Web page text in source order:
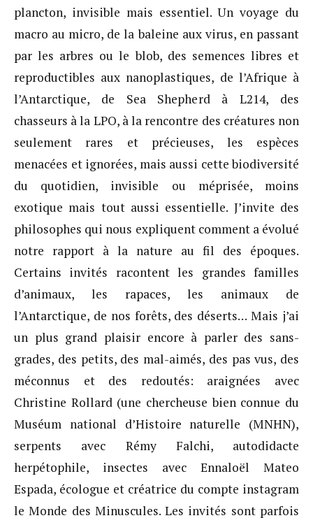
plancton, invisible mais essentiel. Un voyage du
macro au micro, de la baleine aux virus, en passant
par les arbres ou le blob, des semences libres et
reproductibles aux nanoplastiques, de l’Afrique à
l’Antarctique, de Sea Shepherd à L214, des
chasseurs à la LPO, à la rencontre des créatures non
seulement rares et précieuses, les espèces
menacées et ignorées, mais aussi cette biodiversité
du quotidien, invisible ou méprisée, moins
exotique mais tout aussi essentielle. J’invite des
philosophes qui nous expliquent comment a évolué
notre rapport à la nature au fil des époques.
Certains invités racontent les grandes familles
d’animaux, les rapaces, les animaux de
l’Antarctique, de nos forêts, des déserts… Mais j’ai
un plus grand plaisir encore à parler des sans-
grades, des petits, des mal-aimés, des pas vus, des
méconnus et des redoutés: araignées avec
Christine Rollard (une chercheuse bien connue du
Muséum national d’Histoire naturelle (MNHN),
serpents avec Rémy Falchi, autodidacte
herpétophile, insectes avec Ennaloël Mateo
Espada, écologue et créatrice du compte instagram
le Monde des Minuscules. Les invités sont parfois